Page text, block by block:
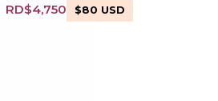
RD$4,750 $80 USD